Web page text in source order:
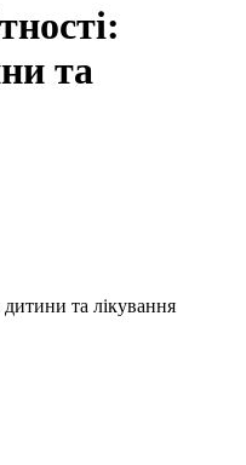
та
дитини та лікування